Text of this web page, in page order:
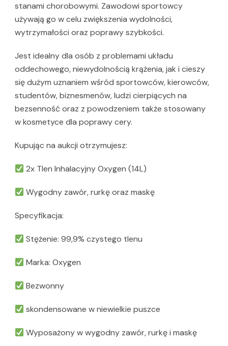
stanami chorobowymi. Zawodowi sportowcy
używają go w celu zwiększenia wydolności,
wytrzymałości oraz poprawy szybkości.
Jest idealny dla osób z problemami układu
oddechowego, niewydolnością krążenia, jak i cieszy
się dużym uznaniem wśród sportowców, kierowców,
studentów, biznesmenów, ludzi cierpiących na
bezsenność oraz z powodzeniem także stosowany
w kosmetyce dla poprawy cery.
Kupując na aukcji otrzymujesz:
2x Tlen Inhalacyjny Oxygen (14L)
Wygodny zawór, rurkę oraz maskę
Specyfikacja:
Stężenie: 99,9% czystego tlenu
Marka: Oxygen
Bezwonny
skondensowane w niewielkie puszce
Wyposażony w wygodny zawór, rurkę i maskę